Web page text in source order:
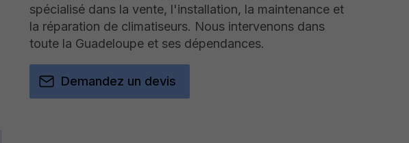
spécialisé dans la vente, l'installation, la maintenance et
la réparation de climatiseurs. Nous intervenons dans
toute la Guadeloupe et ses dépendances.
Demandez un devis